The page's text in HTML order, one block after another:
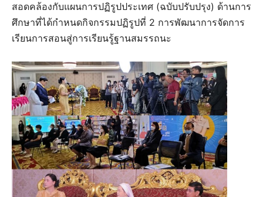
สอดคล้องกับแผนการปฏิรูปประเทศ (ฉบับปรับปรุง) ด้านการ
ศึกษาที่ได้กำหนดกิจกรรมปฏิรูปที่ 2 การพัฒนาการจัดการ
เรียนการสอนสู่การเรียนรู้ฐานสมรรถนะ